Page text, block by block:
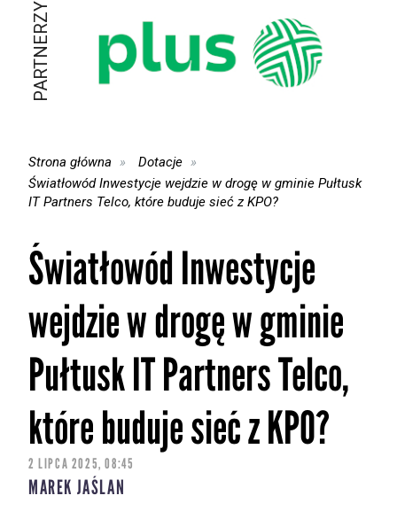
PARTNERZY
Strona główna
Dotacje
Światłowód Inwestycje wejdzie w drogę w gminie Pułtusk
IT Partners Telco, które buduje sieć z KPO?
Światłowód Inwestycje
wejdzie w drogę w gminie
Pułtusk IT Partners Telco,
które buduje sieć z KPO?
2 LIPCA 2025, 08:45
MAREK JAŚLAN